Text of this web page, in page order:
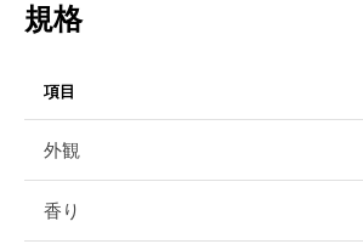
規格
項目
外観
香り